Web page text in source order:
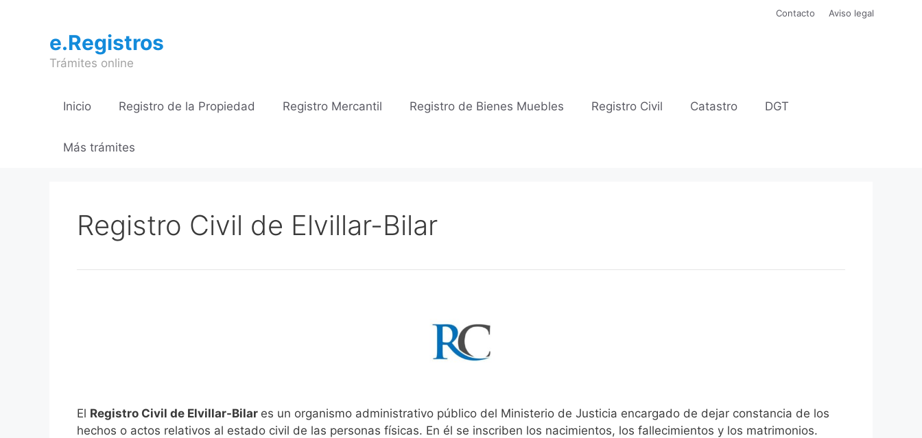
contenido
Contacto Aviso legal
e.Registros
Trámites online
Inicio Registro de la Propiedad Registro Mercantil Registro de Bienes Muebles Registro Civil Catastro DGT
Más trámites
Registro Civil de Elvillar-Bilar
El Registro Civil de Elvillar-Bilar es un organismo administrativo público del Ministerio de Justicia encargado de dejar constancia de los
hechos o actos relativos al estado civil de las personas físicas. En él se inscriben los nacimientos, los fallecimientos y los matrimonios.